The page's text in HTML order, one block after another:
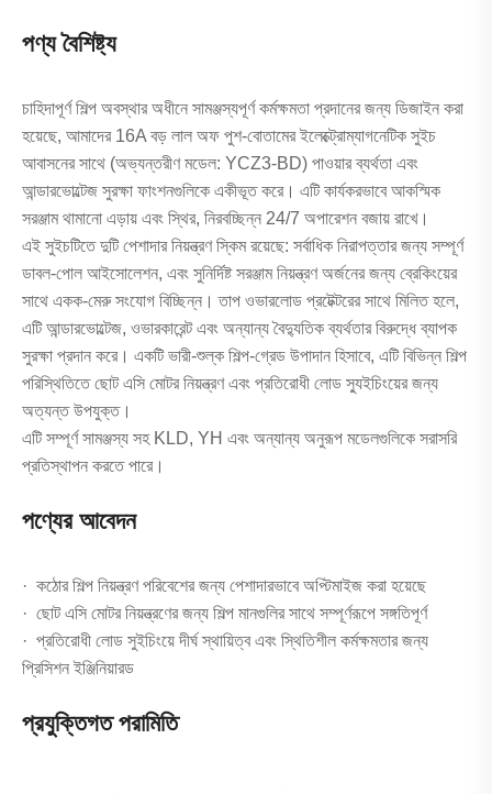
পণ্য বৈশিষ্ট্য
চাহিদাপূর্ণ শিল্প অবস্থার অধীনে সামঞ্জস্যপূর্ণ কর্মক্ষমতা প্রদানের জন্য ডিজাইন করা
হয়েছে, আমাদের 16A বড় লাল অফ পুশ-বোতামের ইলেক্ট্রোম্যাগনেটিক সুইচ
আবাসনের সাথে (অভ্যন্তরীণ মডেল: YCZ3-BD) পাওয়ার ব্যর্থতা এবং
আন্ডারভোল্টেজ সুরক্ষা ফাংশনগুলিকে একীভূত করে। এটি কার্যকরভাবে আকস্মিক
সরঞ্জাম থামানো এড়ায় এবং স্থির, নিরবচ্ছিন্ন 24/7 অপারেশন বজায় রাখে।
এই সুইচটিতে দুটি পেশাদার নিয়ন্ত্রণ স্কিম রয়েছে: সর্বাধিক নিরাপত্তার জন্য সম্পূর্ণ
ডাবল-পোল আইসোলেশন, এবং সুনির্দিষ্ট সরঞ্জাম নিয়ন্ত্রণ অর্জনের জন্য ব্রেকিংয়ের
সাথে একক-মেরু সংযোগ বিচ্ছিন্ন। তাপ ওভারলোড প্রটেক্টরের সাথে মিলিত হলে,
এটি আন্ডারভোল্টেজ, ওভারকারেন্ট এবং অন্যান্য বৈদ্যুতিক ব্যর্থতার বিরুদ্ধে ব্যাপক
সুরক্ষা প্রদান করে। একটি ভারী-শুল্ক শিল্প-গ্রেড উপাদান হিসাবে, এটি বিভিন্ন শিল্প
পরিস্থিতিতে ছোট এসি মোটর নিয়ন্ত্রণ এবং প্রতিরোধী লোড স্যুইচিংয়ের জন্য
অত্যন্ত উপযুক্ত।
এটি সম্পূর্ণ সামঞ্জস্য সহ KLD, YH এবং অন্যান্য অনুরূপ মডেলগুলিকে সরাসরি
প্রতিস্থাপন করতে পারে।
পণ্যের আবেদন
· কঠোর শিল্প নিয়ন্ত্রণ পরিবেশের জন্য পেশাদারভাবে অপ্টিমাইজ করা হয়েছে
· ছোট এসি মোটর নিয়ন্ত্রণের জন্য শিল্প মানগুলির সাথে সম্পূর্ণরূপে সঙ্গতিপূর্ণ
· প্রতিরোধী লোড সুইচিংয়ে দীর্ঘ স্থায়িত্ব এবং স্থিতিশীল কর্মক্ষমতার জন্য
প্রিসিশন ইঞ্জিনিয়ারড
প্রযুক্তিগত পরামিতি